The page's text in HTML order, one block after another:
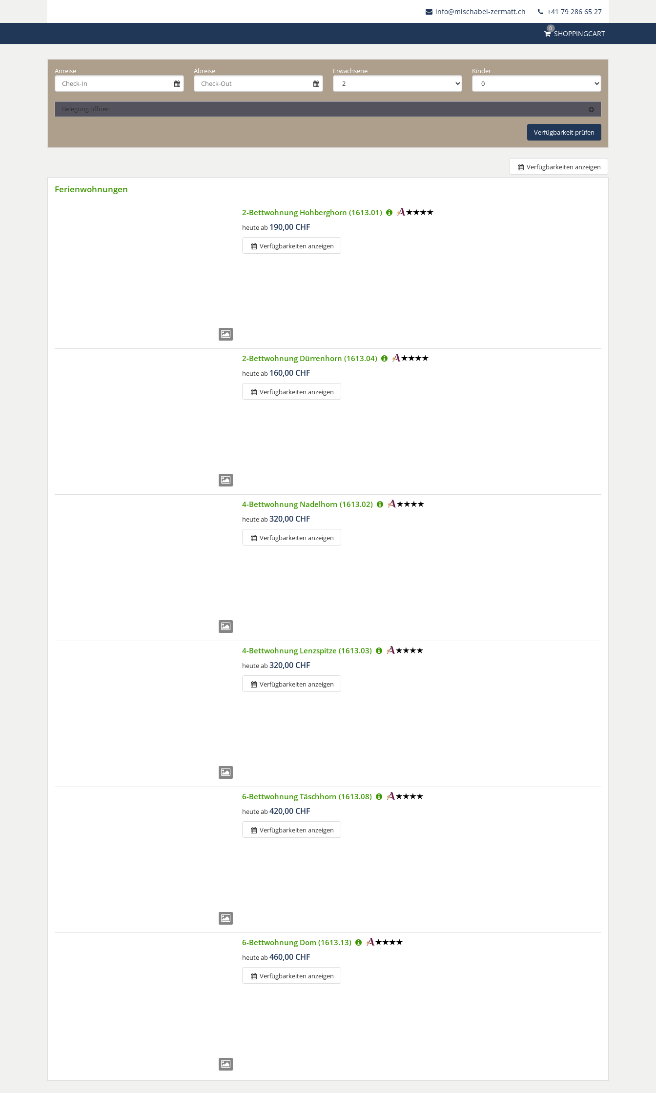
info@mischabel-zermatt.ch +41 79 286 65 27
0
SHOPPINGCART
Anreise Abreise Erwachsene Kinder
Belegung öffnen
Verfügbarkeit prüfen
Verfügbarkeiten anzeigen
Ferienwohnungen
2-Bettwohnung Hohberghorn (1613.01)
heute ab 190,00 CHF
Verfügbarkeiten anzeigen
2-Bettwohnung Dürrenhorn (1613.04)
heute ab 160,00 CHF
Verfügbarkeiten anzeigen
4-Bettwohnung Nadelhorn (1613.02)
heute ab320,00 CHF
Verfügbarkeiten anzeigen
4-Bettwohnung Lenzspitze (1613.03)
heute ab320,00 CHF
Verfügbarkeiten anzeigen
6-Bettwohnung Täschhorn (1613.08)
heute ab420,00 CHF
Verfügbarkeiten anzeigen
6-Bettwohnung Dom (1613.13)
heute ab460,00 CHF
Verfügbarkeiten anzeigen